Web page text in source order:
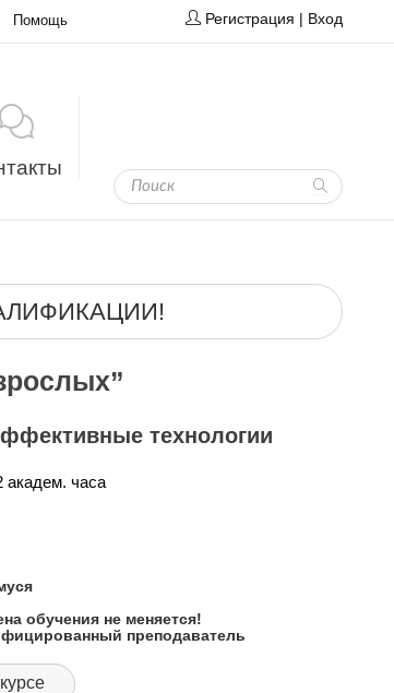
Помощь Регистрация | Вход
технологии
академ. часа
обучения не меняется!
преподаватель